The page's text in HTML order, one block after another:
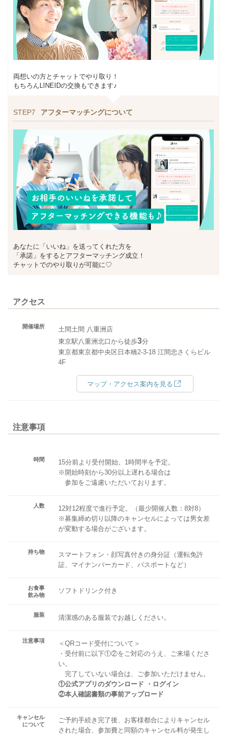
両想いの方とチャットでやり取り！
もちろんLINEIDの交換もできます♪
STEP7 アフターマッチングについて
あなたに「いいね」を送ってくれた方を
「承諾」をするとアフターマッチング成立！
チャットでのやり取りが可能に♡
アクセス
開催場所
土間土間 八重洲店
東京駅八重洲北口から徒歩3分
東京都東京都中央区日本橋2-3-18 江間忠さくらビル
4F
マップ・アクセス案内を見る
注意事項
時間
15分前より受付開始。1時間半を予定。
※開始時刻から30分以上遅れる場合は
参加をご遠慮いただいております。
人数
12対12程度で進行予定。（最少開催人数：8対8）
※募集締め切り以降のキャンセルによっては男女差
が変動する場合がございます。
持ち物
スマートフォン・顔写真付きの身分証（運転免許
証、マイナンバーカード、パスポートなど）
お食事
飲み物
ソフトドリンク付き
服装 清潔感のある服装でお越しください。
注意事項
＜QRコード受付について＞
・受付前に以下①②をご対応のうえ、ご来場くださ
い。
完了していない場合は、ご参加いただけません。
①公式アプリのダウンロード ・ログイン
②本人確認書類の事前アップロード
キャンセル
について
ご予約手続き完了後、お客様都合によりキャンセル
された場合、参加費と同額のキャンセル料が発生し